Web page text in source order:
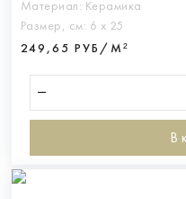
Материал: Керамика
Размер, см: 6 х 25
249,65 РУБ/М²
В